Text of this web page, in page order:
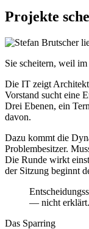
Projekte
Sie scheitern, weil
Die IT zeigt
Vorstand sucht eine
Drei Ebenen, ein
davon.
Dazu kommt die
Problembesitzer.
Die Runde wirkt
der Sitzung beginnt
— nicht erklärt.
Das Sparring